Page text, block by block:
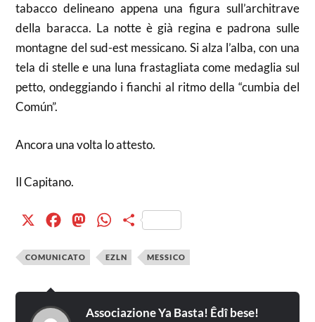
tabacco delineano appena una figura sull’architrave
della baracca. La notte è già regina e padrona sulle
montagne del sud-est messicano. Si alza l’alba, con una
tela di stelle e una luna frastagliata come medaglia sul
petto, ondeggiando i fianchi al ritmo della “cumbia del
Común”.
Ancora una volta lo attesto.
Il Capitano.
FacebookMastodonWhatsAppCondividi
COMUNICATO EZLN MESSICO
Associazione Ya Basta! Êdî bese!